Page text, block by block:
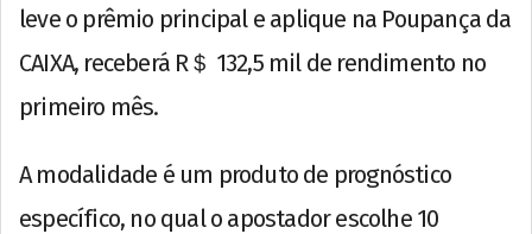
leve o prêmio principal e aplique na Poupança da
CAIXA, receberá R＄ 132,5 mil de rendimento no
primeiro mês.
A modalidade é um produto de prognóstico
específico, no qual o apostador escolhe 10